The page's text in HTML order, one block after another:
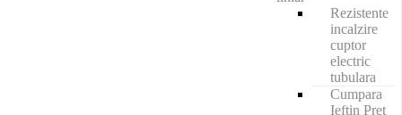
Rezistente
incalzire
cuptor
electric
tubulara
Cumpara
Ieftin Pret